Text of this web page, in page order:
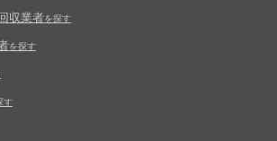
収業者を探す
を探す
す